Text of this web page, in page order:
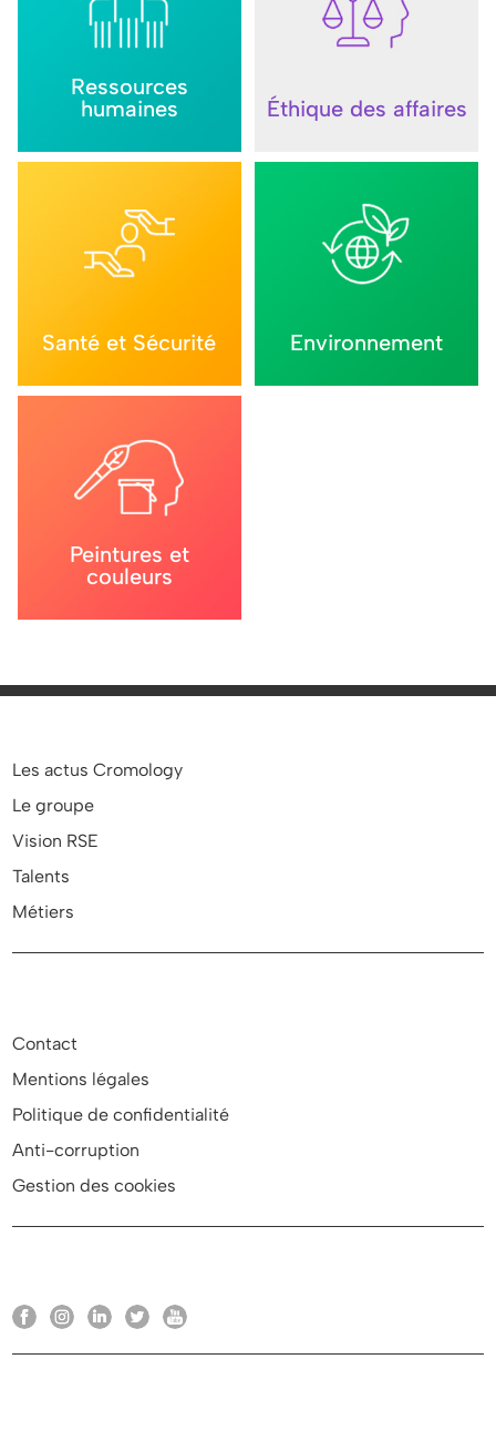
Ressources
humaines
Éthique des affaires
Santé et Sécurité Environnement
Peintures et
couleurs
Les actus Cromology
Le groupe
Vision RSE
Talents
Métiers
Contact
Mentions légales
Politique de confidentialité
Anti-corruption
Gestion des cookies